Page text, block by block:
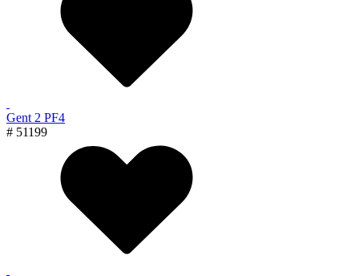
Gent 2 PF4
# 51199